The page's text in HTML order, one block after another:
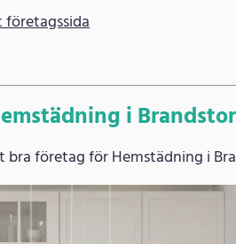
i
företag för Hemstädning i